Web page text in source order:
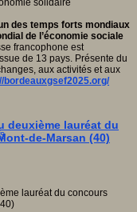
des temps forts mondiaux
de l’économie sociale
francophone est
de 13 pays. Présente du
aux activités et aux
bordeauxgsef2025.org/
deuxième lauréat du
de-Marsan (40)